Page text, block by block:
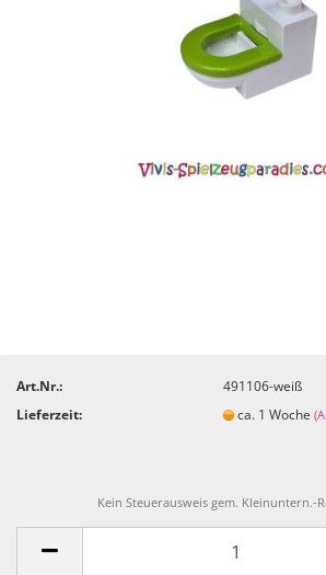
Art.Nr.:
491106-weiß
Lieferzeit:
ca. 1 Woche
Kein Steuerausweis gem. Kleinuntern.-